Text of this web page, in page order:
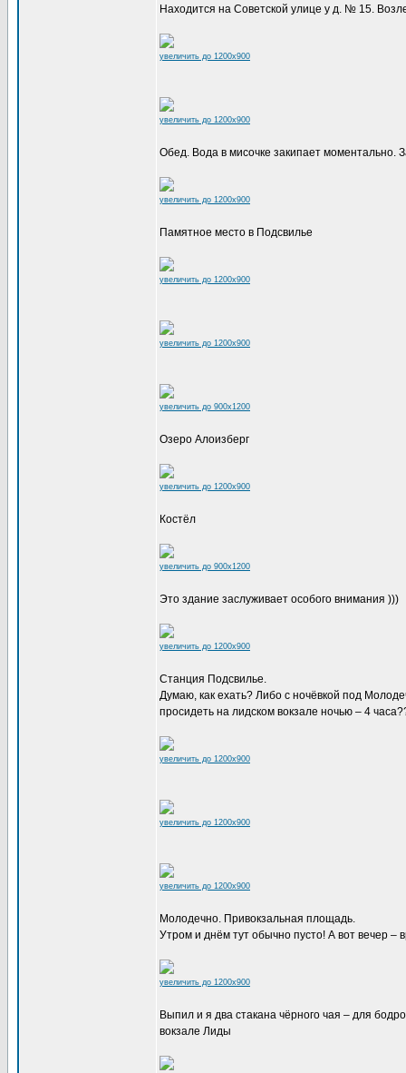
Находится на Советской улице у д. № 15.
увеличить до 1200x900
увеличить до 1200x900
Обед. Вода в мисочке закипает моментально.
увеличить до 1200x900
Памятное место в Подсвилье
увеличить до 1200x900
увеличить до 1200x900
увеличить до 900x1200
Озеро Алоизберг
увеличить до 1200x900
Костёл
увеличить до 900x1200
Это здание заслуживает особого внимания )))
увеличить до 1200x900
Станция Подсвилье.
Думаю, как ехать? Либо с ночёвкой под
просидеть на лидском вокзале ночью – 4
увеличить до 1200x900
увеличить до 1200x900
увеличить до 1200x900
Молодечно. Привокзальная площадь.
Утром и днём тут обычно пусто! А вот вечер –
увеличить до 1200x900
Выпил и я два стакана чёрного чая – для
вокзале Лиды